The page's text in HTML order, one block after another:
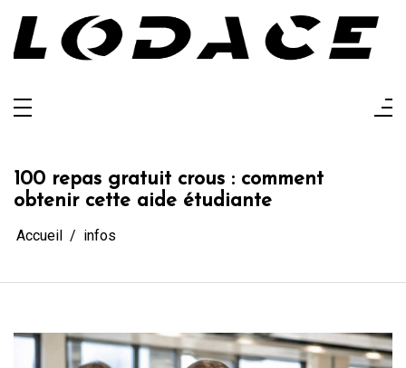
contenu
Lodace
100 repas gratuit crous : comment
obtenir cette aide étudiante
Accueil infos